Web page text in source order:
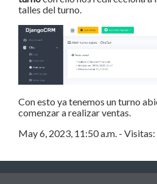
talles del turno.
Con esto ya tenemos un turno
comenzar a realizar ventas.
May 6, 2023, 11:50 a.m. -